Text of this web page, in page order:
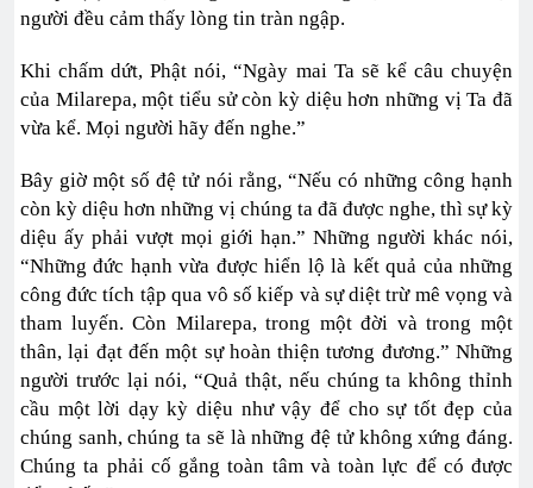
người đều cảm thấy lòng tin tràn ngập.
Khi chấm dứt, Phật nói, “Ngày mai Ta sẽ kể câu chuyện
của Milarepa, một tiểu sử còn kỳ diệu hơn những vị Ta đã
vừa kể. Mọi người hãy đến nghe.”
Bây giờ một số đệ tử nói rằng, “Nếu có những công hạnh
còn kỳ diệu hơn những vị chúng ta đã được nghe, thì sự kỳ
diệu ấy phải vượt mọi giới hạn.” Những người khác nói,
“Những đức hạnh vừa được hiển lộ là kết quả của những
công đức tích tập qua vô số kiếp và sự diệt trừ mê vọng và
tham luyến. Còn Milarepa, trong một đời và trong một
thân, lại đạt đến một sự hoàn thiện tương đương.” Những
người trước lại nói, “Quả thật, nếu chúng ta không thỉnh
cầu một lời dạy kỳ diệu như vậy để cho sự tốt đẹp của
chúng sanh, chúng ta sẽ là những đệ tử không xứng đáng.
Chúng ta phải cố gắng toàn tâm và toàn lực để có được